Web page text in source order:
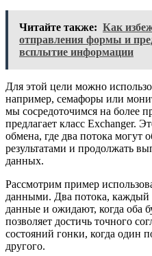
Читайте также: Как
отправления формы и
всплытие информации
Для этой цели можно
например, семафоры или
мы сосредоточимся на более
предлагает класс Exchanger.
обмена, где два потока могут
результатами и продолжать
данных.
Рассмотрим пример
данными. Два потока, каждый
данные и ожидают, когда оба
позволяет достичь точного
состояний гонки, когда один
другого.